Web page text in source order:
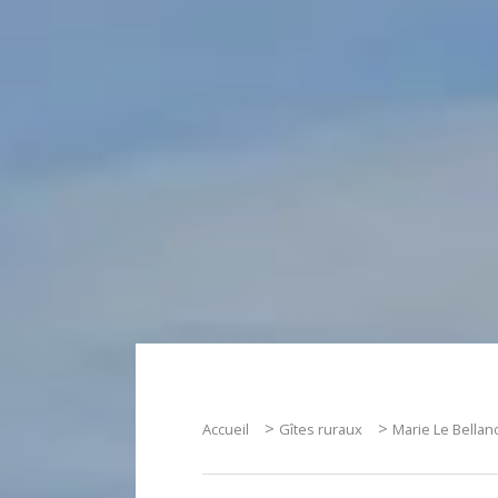
Accueil > Gîtes ruraux > Marie Le